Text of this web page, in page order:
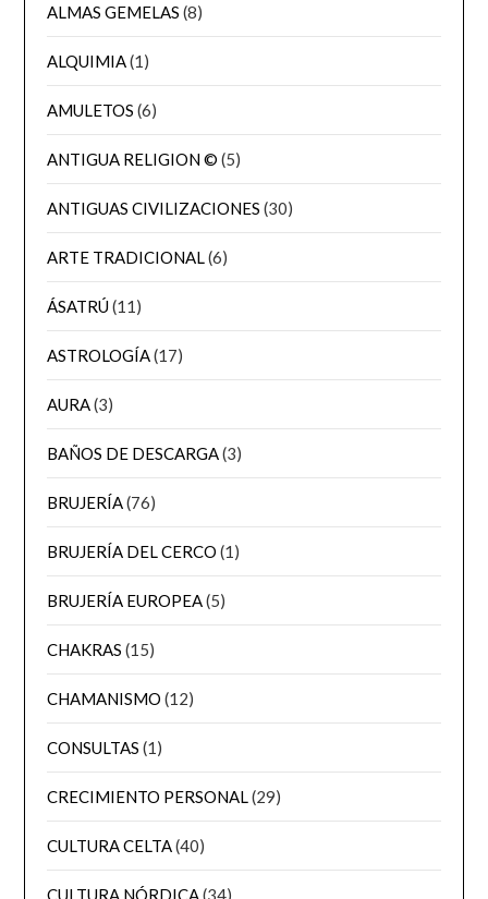
ALMAS GEMELAS (8)
ALQUIMIA(1)
AMULETOS (6)
ANTIGUA RELIGION © (5)
ANTIGUAS CIVILIZACIONES (30)
ARTE TRADICIONAL(6)
ÁSATRÚ(11)
ASTROLOGÍA(17)
AURA(3)
BAÑOS DE DESCARGA(3)
BRUJERÍA(76)
BRUJERÍA DEL CERCO (1)
BRUJERÍA EUROPEA(5)
CHAKRAS (15)
CHAMANISMO (12)
CONSULTAS (1)
CRECIMIENTO PERSONAL(29)
CULTURA CELTA(40)
CULTURA NÓRDICA(34)